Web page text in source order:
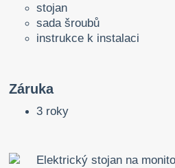
stojan
sada šroubů
instrukce k instalaci
Záruka
3 roky